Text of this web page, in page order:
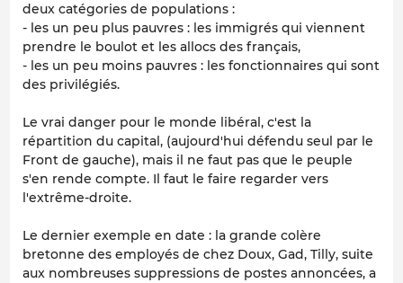
deux catégories de populations :
- les un peu plus pauvres : les immigrés qui viennent
prendre le boulot et les allocs des français,
- les un peu moins pauvres : les fonctionnaires qui sont
des privilégiés.
Le vrai danger pour le monde libéral, c'est la
répartition du capital, (aujourd'hui défendu seul par le
Front de gauche), mais il ne faut pas que le peuple
s'en rende compte. Il faut le faire regarder vers
l'extrême-droite.
Le dernier exemple en date : la grande colère
bretonne des employés de chez Doux, Gad, Tilly, suite
aux nombreuses suppressions de postes annoncées, a